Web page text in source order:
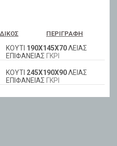
ΠΕΡΙΓΡΑΦΉ
ΚΟΥΤΙ 190Χ145Χ70ΛΕΙΑΣ
ΕΠΙΦΑΝΕΙΑΣ ΓΚΡΙ
ΚΟΥΤΙ 245Χ190Χ90ΛΕΙΑΣ
ΕΠΙΦΑΝΕΙΑΣ ΓΚΡΙ